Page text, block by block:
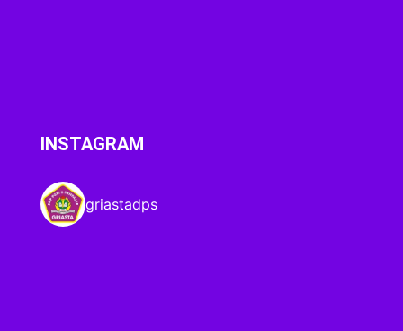
INSTAGRAM
griastadps